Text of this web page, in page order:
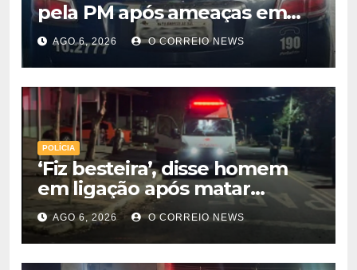
pela PM após ameaças em
alojamento de empresa em
Paraíso das Águas
AGO 6, 2026 O CORREIO NEWS
POLÍCIA
‘Fiz besteira’, disse homem
em ligação após matar
companheira com facadas
nas costas em Rio Verde
AGO 6, 2026 O CORREIO NEWS